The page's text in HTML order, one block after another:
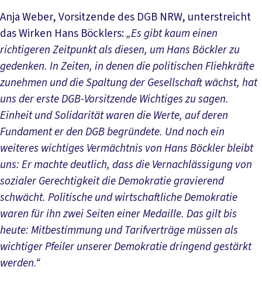
Anja Weber, Vorsitzende des DGB NRW, unterstreicht
das Wirken Hans Böcklers:„Es gibt kaum einen
richtigeren Zeitpunkt als diesen, um Hans Böckler zu
gedenken. In Zeiten, in denen die politischen Fliehkräfte
zunehmen und die Spaltung der Gesellschaft wächst, hat
uns der erste DGB-Vorsitzende Wichtiges zu sagen.
Einheit und Solidarität waren die Werte, auf deren
Fundament er den DGB begründete. Und noch ein
weiteres wichtiges Vermächtnis von Hans Böckler bleibt
uns: Er machte deutlich, dass die Vernachlässigung von
sozialer Gerechtigkeit die Demokratie gravierend
schwächt. Politische und wirtschaftliche Demokratie
waren für ihn zwei Seiten einer Medaille. Das gilt bis
heute: Mitbestimmung und Tarifverträge müssen als
wichtiger Pfeiler unserer Demokratie dringend gestärkt
werden.“